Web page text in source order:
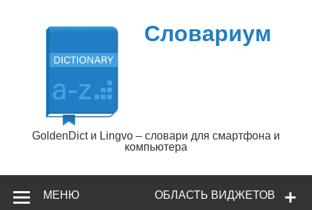
содержимому
Словариум
GoldenDict и Lingvo – словари для смартфона и
компьютера
ОБЛАСТЬ ВИДЖЕТОВ
МЕНЮ